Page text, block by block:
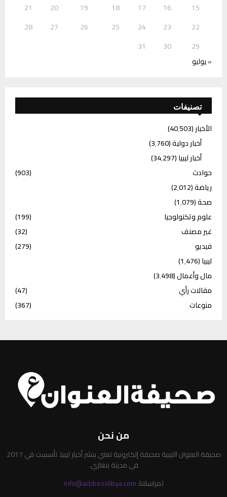
15
16
17
18
19
20
21
22
23
24
25
26
27
28
29
30
31
« يوليو
تصنيفات
الأخبار(40٬503)
أخبار دولية(3٬760)
أخبار ليبيا(34٬297)
حوادث
(903)
رياضة(2٬012)
صحة(1٬079)
علوم وتكنولوجيا
(199)
غير مصنف
(32)
فيديو
(279)
ليبيا(1٬476)
مال وأعمال(3٬498)
مقالات رأي
(47)
منوعات
(367)
من نحن
صحيفة العنوان الليبية صحيفة إلكترونية تعني بنشر أخبار ليبيا. تأسست في 2017
في مدينة بنغازي.
لمراسلتنا:info@addresslibya.com